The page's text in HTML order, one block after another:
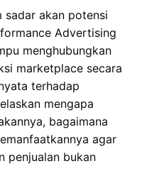
sadar akan potensi
Advertising
menghubungkan
marketplace secara
terhadap
mengapa
bagaimana
agar
penjualan bukan